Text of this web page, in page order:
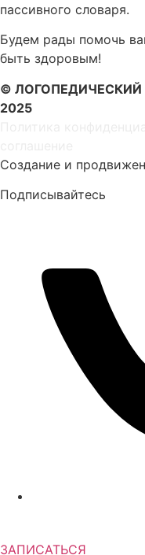
пассивного словаря.
Будем рады помочь
быть здоровым!
© ЛОГОПЕДИЧЕСКИЙ
2025
Создание и
Подписывайтесь
ЗАПИСАТЬСЯ